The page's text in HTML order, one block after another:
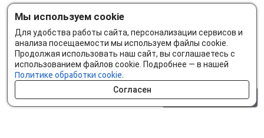
Мы используем cookie
Для удобства работы сайта, персонализации сервисов и
анализа посещаемости мы используем файлы cookie.
Продолжая использовать наш сайт, вы соглашаетесь с
использованием файлов cookie. Подробнее — в нашей
Политике обработки cookie.
Согласен